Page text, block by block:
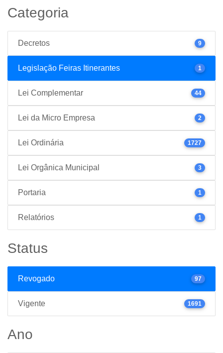
Categoria
Decretos 9
Legislação Feiras Itinerantes 1
Lei Complementar 44
Lei da Micro Empresa 2
Lei Ordinária 1727
Lei Orgânica Municipal 3
Portaria 1
Relatórios 1
Status
Revogado 97
Vigente 1691
Ano